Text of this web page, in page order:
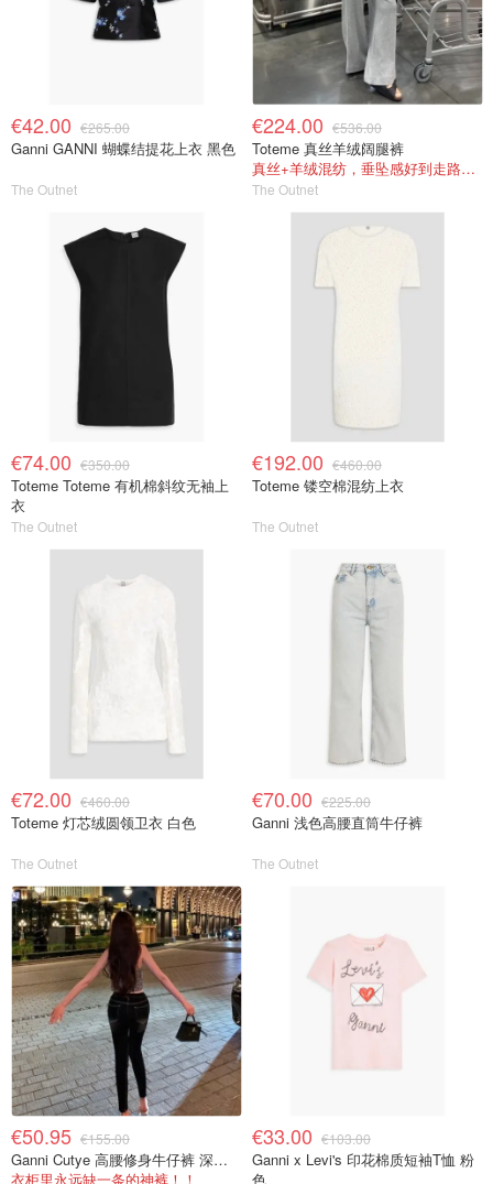
€42.00 €265.00
Ganni GANNI 蝴蝶结提花上衣 黑色
The Outnet
€224.00 €536.00
Toteme 真丝羊绒阔腿裤
真丝+羊绒混纺，垂坠感好到走路带风
The Outnet
€74.00 €350.00
Toteme Toteme 有机棉斜纹无袖上
衣
The Outnet
€192.00 €460.00
Toteme 镂空棉混纺上衣
The Outnet
€72.00 €460.00
Toteme 灯芯绒圆领卫衣 白色
The Outnet
€70.00 €225.00
Ganni 浅色高腰直筒牛仔裤
The Outnet
€50.95 €155.00
Ganni Cutye 高腰修身牛仔裤 深蓝色
衣柜里永远缺一条的神裤！！
€33.00 €103.00
Ganni x Levi's 印花棉质短袖T恤 粉
色